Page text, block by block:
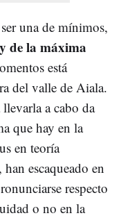
una de mínimos,
de la máxima
está
del valle de Aiala.
a cabo da
que hay en la
en teoría
escaqueado en
respecto
o no en la